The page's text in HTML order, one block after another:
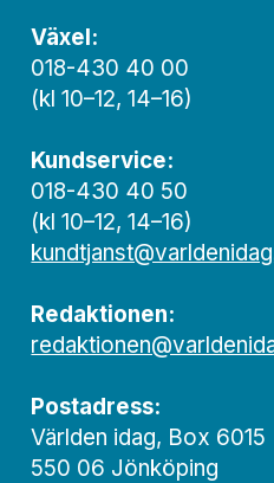
Växel:
018-430 40 00
(kl 10–12, 14–16)
Kundservice:
018-430 40 50
(kl 10–12, 14–16)
Redaktionen:
Postadress:
Världen idag, Box 6015
550 06 Jönköping